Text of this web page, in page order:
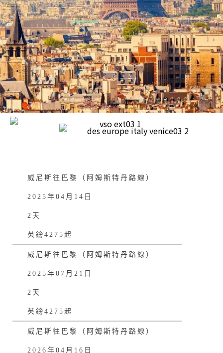
威尼斯往巴黎（阿姆斯特丹路線）
2025年04月14日
2天
英鎊4275起
威尼斯往巴黎（阿姆斯特丹路線）
2025年07月21日
2天
英鎊4275起
威尼斯往巴黎（阿姆斯特丹路線）
2026年04月16日